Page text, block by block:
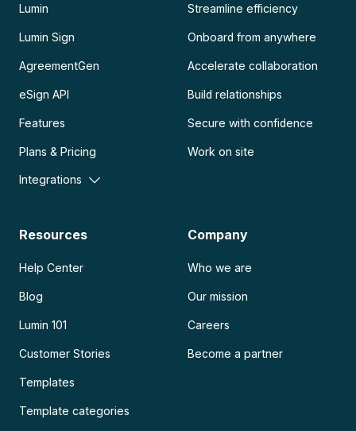
Lumin
Lumin Sign
AgreementGen
eSign API
Features
Plans & Pricing
Integrations
Streamline efficiency
Onboard from anywhere
Accelerate collaboration
Build relationships
Secure with confidence
Work on site
Resources
Help Center
Blog
Lumin 101
Customer Stories
Templates
Template categories
Company
Who we are
Our mission
Careers
Become a partner